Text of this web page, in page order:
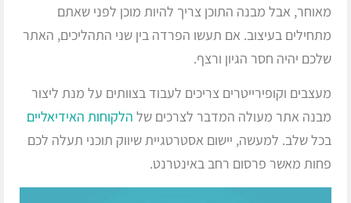
מאוחר, אבל מבנה התוכן צריך להיות מוכן לפני שאתם
מתחילים בעיצוב. אם תעשו הפרדה בין שני התהליכים, האתר
שלכם יהיה חסר הגיון ורצף.
מעצבים וקופירייטרים צריכים לעבוד בצוותים על מנת ליצור
מבנה אתר מעולה המדבר לצרכים של הלקוחות האידיאליים
בכל שלב. למעשה, יישום אסטרטגיית שיווק תוכני תעלה לכם
פחות מאשר פרסום רחב באינטרנט.